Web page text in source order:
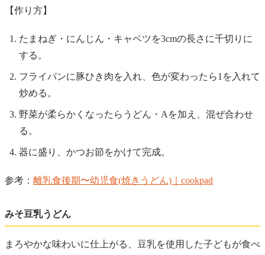
【作り方】
たまねぎ・にんじん・キャベツを3cmの長さに千切りに
する。
フライパンに豚ひき肉を入れ、色が変わったら1を入れて
炒める。
野菜が柔らかくなったらうどん・Aを加え、混ぜ合わせ
る。
器に盛り、かつお節をかけて完成。
参考： 離乳食後期〜幼児食(焼きうどん)｜cookpad
みそ豆乳うどん
まろやかな味わいに仕上がる、豆乳を使用した子どもが食べ